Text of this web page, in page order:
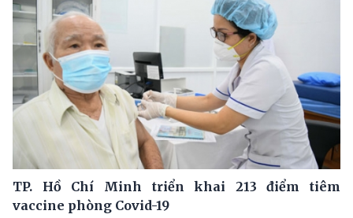
TP. Hồ Chí Minh triển khai 213 điểm tiêm
vaccine phòng Covid-19